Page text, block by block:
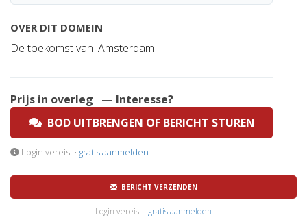
OVER DIT DOMEIN
De toekomst van .Amsterdam
Prijs in overleg
— Interesse?
BOD UITBRENGEN OF BERICHT STUREN
Login vereist · gratis aanmelden
BERICHT VERZENDEN
Login vereist · gratis aanmelden